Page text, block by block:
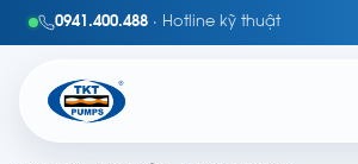
0941.400.488 · Hotline kỹ thuật